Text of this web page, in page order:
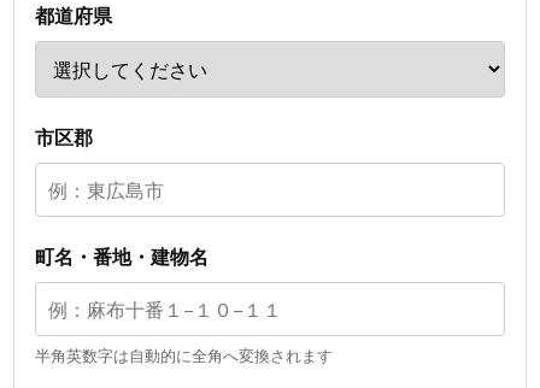
都道府県
市区郡
町名・番地・建物名
半角英数字は自動的に全角へ変換されます